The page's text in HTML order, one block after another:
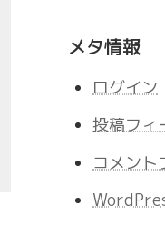
メタ情報
ログイン
投稿フィ
コメント